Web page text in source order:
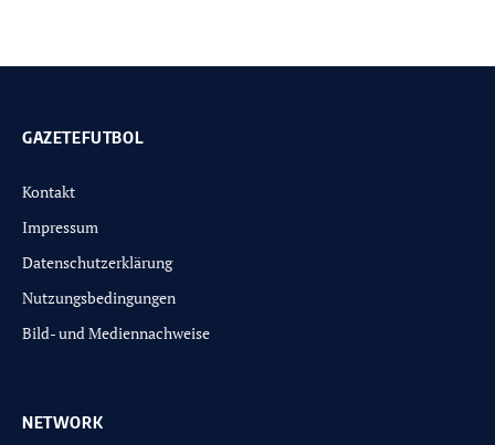
GAZETEFUTBOL
Kontakt
Impressum
Datenschutzerklärung
Nutzungsbedingungen
Bild- und Mediennachweise
NETWORK